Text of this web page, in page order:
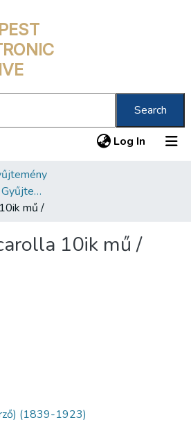
Search
Log In (current)
Kották - Budapest Gyűjtemény
mű /
10ik mű /
(1839-1923)